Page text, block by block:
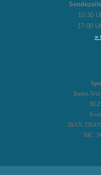
10:30
17:00
»
Baden-
IBAN:
BIC: